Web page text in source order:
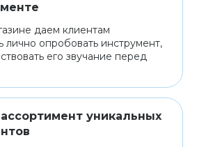
даем клиентам
лично опробовать инструмент,
его звучание перед
уникальных